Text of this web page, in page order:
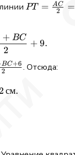
PT =
PT = 2
AC =
+
2
+ BC
+ 9.
2
BC+6. Отсюда:
+ BC}{2} +
см.